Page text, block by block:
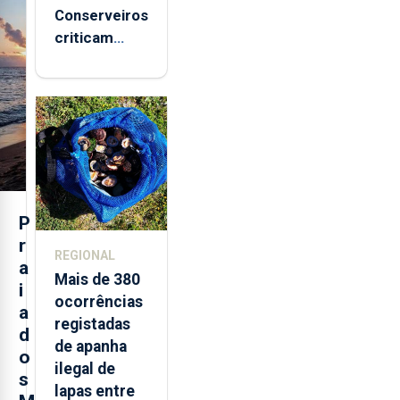
P
r
a
i
a
d
o
s
Conserveiros
criticam
brancas com
selo Marca
Açores
REGIONAL
Mais de 380
ocorrências
registadas
de apanha
ilegal de
lapas entre